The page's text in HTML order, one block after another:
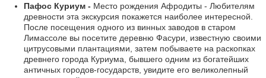
Пафос Куриум - Место рождения Афродиты - Любителям
древности эта экскурсия покажется наиболее интересной.
После посещения одного из винных заводов в старом
Лимассоле вы посетите деревню Фасури, известную своими
цитрусовыми плантациями, затем побываете на раскопках
древнего города Куриума, бывшего одним из богатейших
античных городов-государств, увидите его великолепный